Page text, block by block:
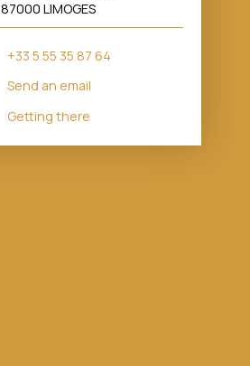
87000 LIMOGES
+33 5 55 35 87 64
Send an email
Getting there